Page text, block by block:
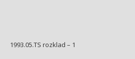
1993.05.TS rozklad – 1